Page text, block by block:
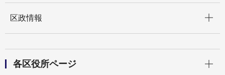
区政情報
各区役所ページ